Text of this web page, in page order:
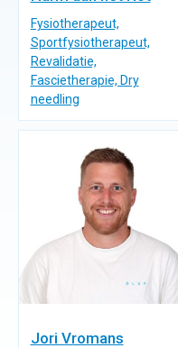
Fysiotherapeut,
Sportfysiotherapeut,
Revalidatie,
Fascietherapie, Dry
needling
Jori Vromans